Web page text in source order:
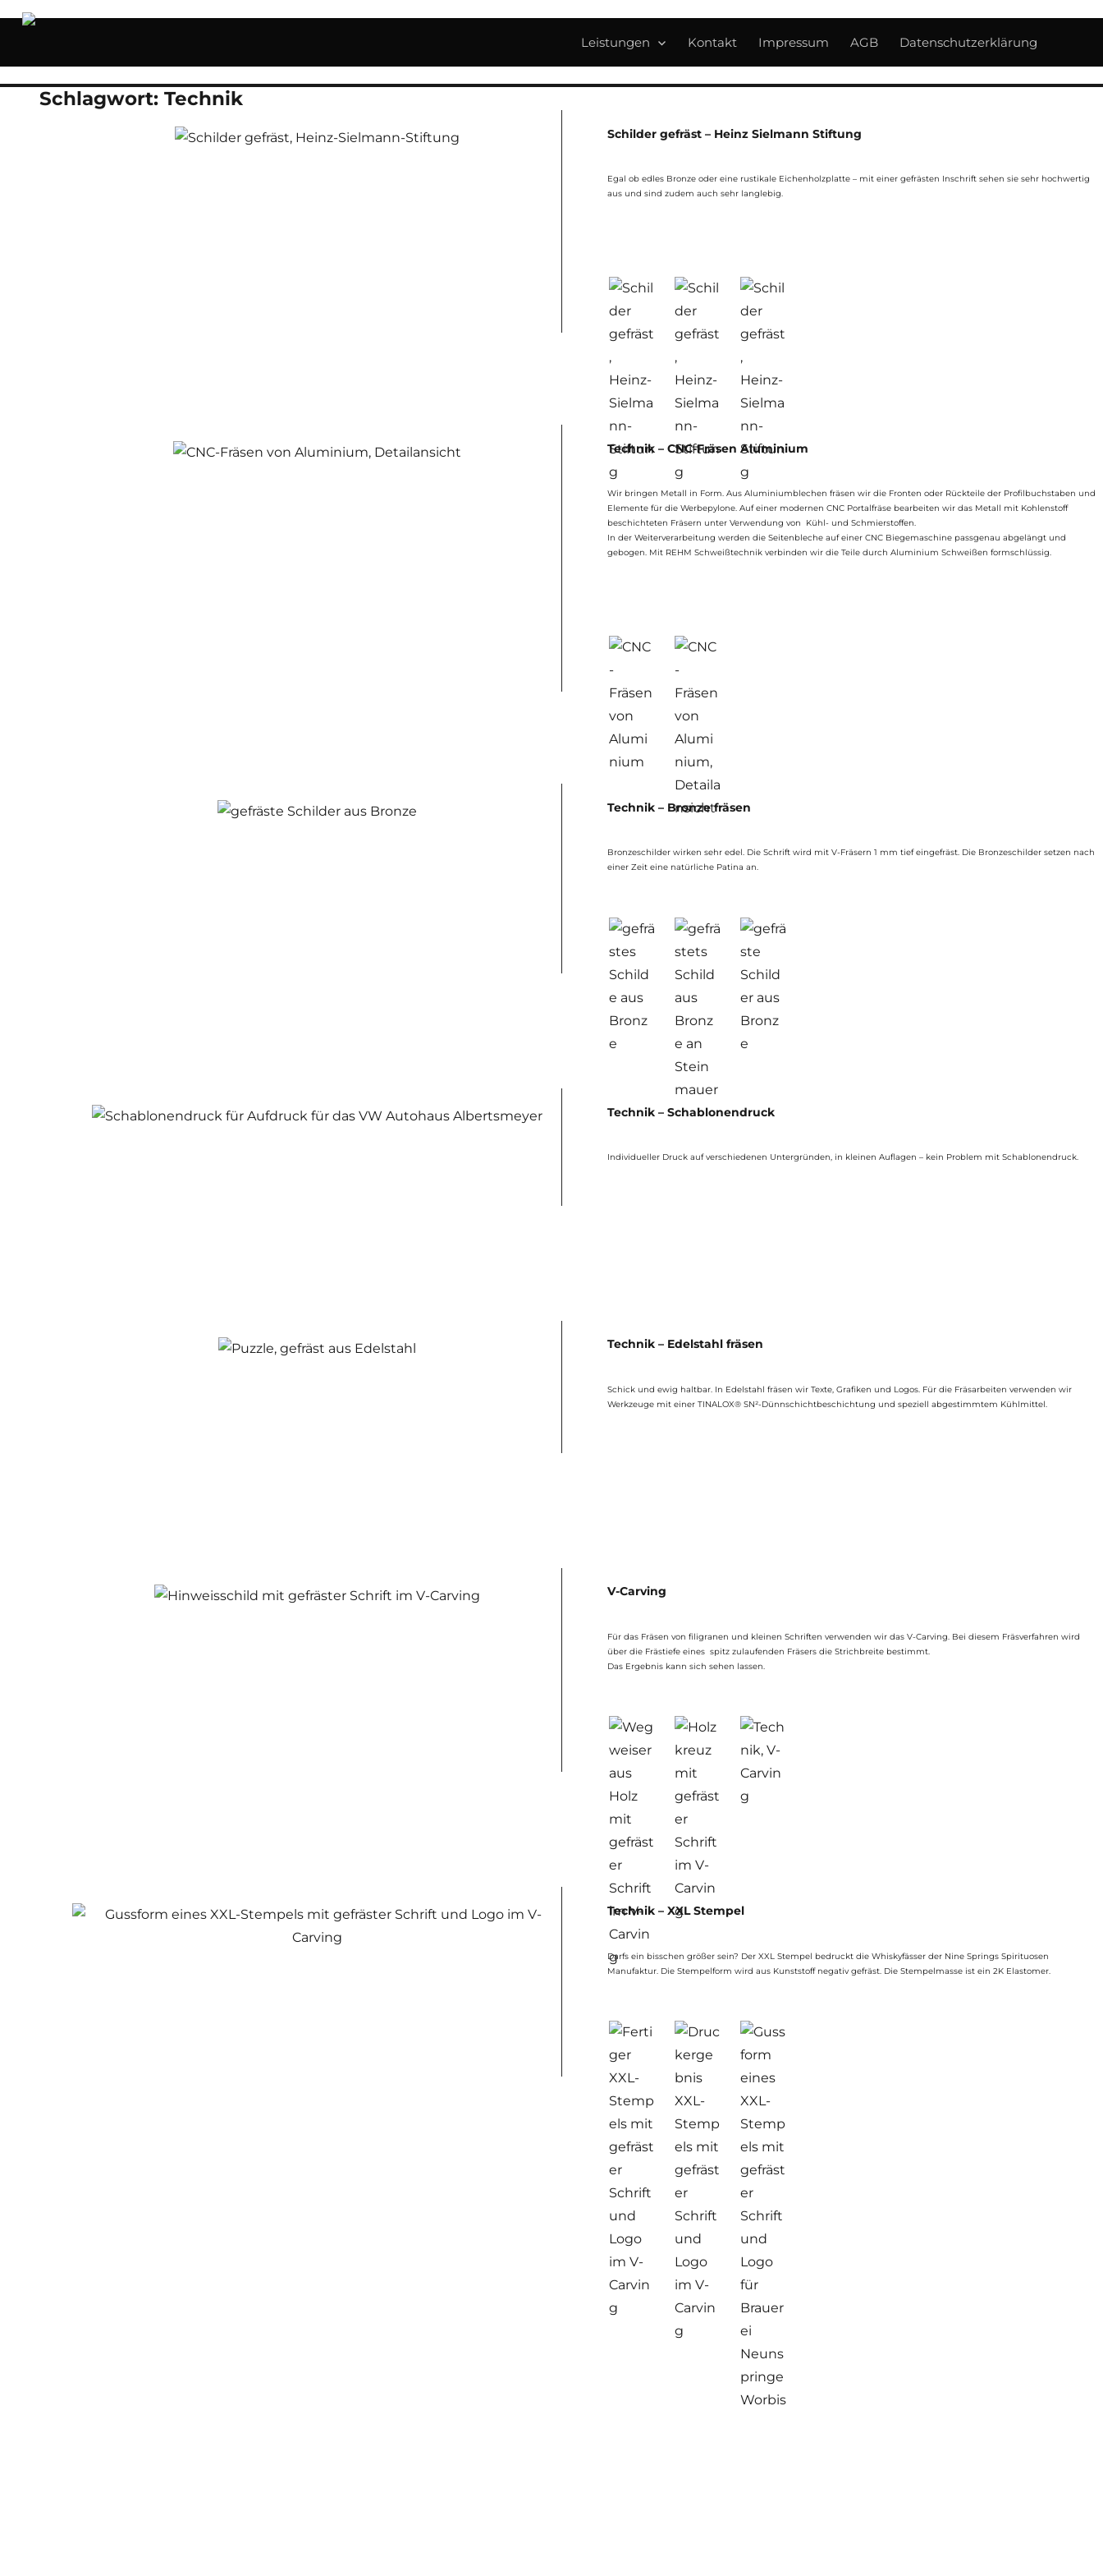
Leistungen Kontakt Impressum AGB Datenschutzerklärung
Schlagwort: Technik
Schilder gefräst – Heinz Sielmann Stiftung
Egal ob edles Bronze oder eine rustikale Eichenholzplatte – mit einer gefrästen Inschrift sehen sie sehr hochwertig
aus und sind zudem auch sehr langlebig.
Technik – CNC-Fräsen Aluminium
Wir bringen Metall in Form. Aus Aluminiumblechen fräsen wir die Fronten oder Rückteile der Profilbuchstaben und
Elemente für die Werbepylone. Auf einer modernen CNC Portalfräse bearbeiten wir das Metall mit Kohlenstoff
beschichteten Fräsern unter Verwendung von Kühl- und Schmierstoffen.
In der Weiterverarbeitung werden die Seitenbleche auf einer CNC Biegemaschine passgenau abgelängt und
gebogen. Mit REHM Schweißtechnik verbinden wir die Teile durch Aluminium Schweißen formschlüssig.
Technik – Bronze fräsen
Bronzeschilder wirken sehr edel. Die Schrift wird mit V-Fräsern 1 mm tief eingefräst. Die Bronzeschilder setzen nach
einer Zeit eine natürliche Patina an.
Technik – Schablonendruck
Individueller Druck auf verschiedenen Untergründen, in kleinen Auflagen – kein Problem mit Schablonendruck.
Technik – Edelstahl fräsen
Schick und ewig haltbar. In Edelstahl fräsen wir Texte, Grafiken und Logos. Für die Fräsarbeiten verwenden wir
Werkzeuge mit einer TINALOX® SN²-Dünnschichtbeschichtung und speziell abgestimmtem Kühlmittel.
V-Carving
Für das Fräsen von filigranen und kleinen Schriften verwenden wir das V-Carving. Bei diesem Fräsverfahren wird
über die Frästiefe eines spitz zulaufenden Fräsers die Strichbreite bestimmt.
Das Ergebnis kann sich sehen lassen.
Technik – XXL Stempel
Darfs ein bisschen größer sein? Der XXL Stempel bedruckt die Whiskyfässer der Nine Springs Spirituosen
Manufaktur. Die Stempelform wird aus Kunststoff negativ gefräst. Die Stempelmasse ist ein 2K Elastomer.